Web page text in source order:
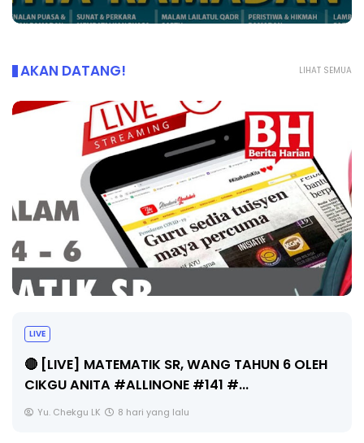
LIHAT SEMUA
AKAN DATANG!
Unknown 8 hari yang lalu